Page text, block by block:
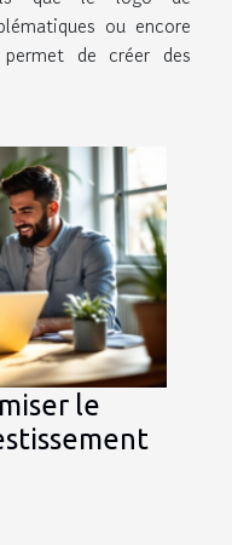
ou encore
permet de créer des
le